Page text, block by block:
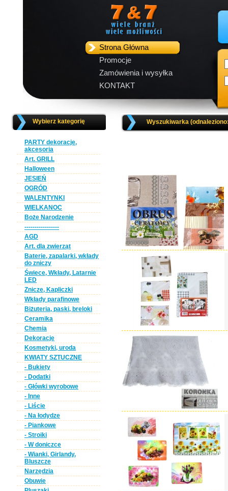
Strona Główna
Promocje
Zamówienia i wysyłka
KONTAKT
Wybierz kategorię
PARTY dekoracje,
akcesoria
Art. GRILL
Halloween
JESIEŃ
OGRÓD
WALENTYNKI
WIELKANOC
Boże Narodzenie
-----------------
AGD
Art. dla zwierząt
Baterie, zapalarki, wkłady
do zniczy
Świece, Wkłady, Latarnie
LED
Znicze, Kapliczki
Wkłady parafinowe
Biżuteria, paski, breloki
Ceramika
Chemia
Dekoracje
Kosmetyki, uroda
KWIATY SZTUCZNE
- Bukiety
- Dodatki
- Główki wyrobowe
- Inne
- Liście
- Na łodydze
- Piankowe
- Stroiki
- W doniczce
- Wianki, Girlandy,
Bluszcze
Narzędzia
Obuwie
Wyszukiwarka